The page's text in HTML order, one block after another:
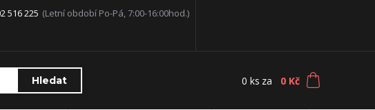
Hledat
516 225 (Letní období Po-Pá, 7:00-16:00hod.)
0 ks za 0 Kč